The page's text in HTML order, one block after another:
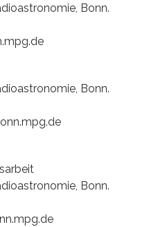
Bonn.
Bonn.
Bonn.